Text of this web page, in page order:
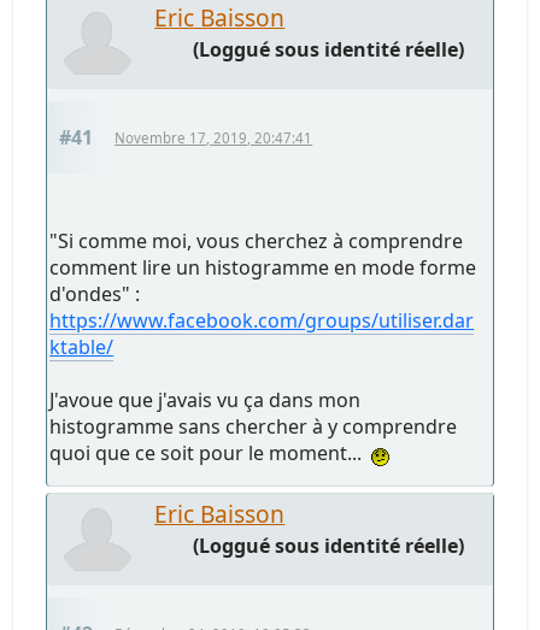
Eric Baisson
(Loggué sous identité réelle)
#41 Novembre 17, 2019, 20:47:41
"Si comme moi, vous cherchez à comprendre
comment lire un histogramme en mode forme
d'ondes" :
https://www.facebook.com/groups/utiliser.dar
ktable/
J'avoue que j'avais vu ça dans mon
histogramme sans chercher à y comprendre
quoi que ce soit pour le moment...
Eric Baisson
(Loggué sous identité réelle)